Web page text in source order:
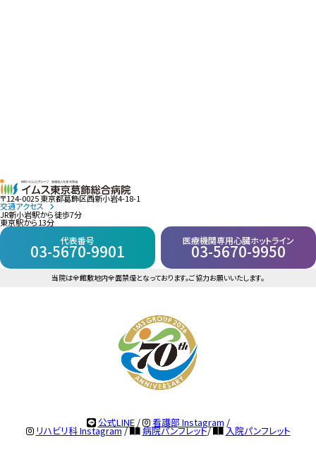
〒124-0025 東京都葛飾区西新小岩4-18-1
交通アクセス
JR新小岩駅から徒歩7分
東京駅から13分
代表番号
03-5670-9901
医療機関専用心臓ホットライン
03-5670-9950
当院は全館敷地内全面禁煙となっております。ご協力お願いいたします。
公式LINE/ 看護部 Instagram /
リハビリ科 Instagram/ 病院パンフレット/ 入院パンフレット